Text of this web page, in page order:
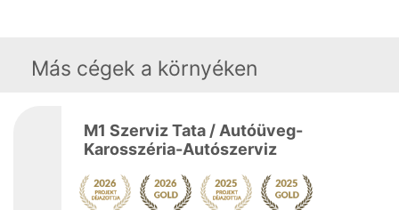
Más cégek a környéken
M1 Szerviz Tata / Autóüveg-
Karosszéria-Autószerviz